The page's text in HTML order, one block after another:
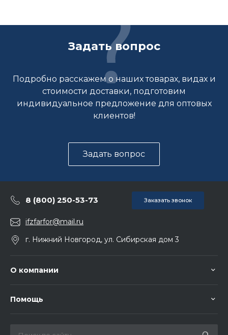
Задать вопрос
Подробно расскажем о наших товарах, видах и
стоимости доставки, подготовим
индивидуальное предложение для оптовых
клиентов!
Задать вопрос
8 (800) 250-53-73 Заказать звонок
ifzfarfor@mail.ru
г. Нижний Новгород, ул. Сибирская дом 3
О компании
Помощь